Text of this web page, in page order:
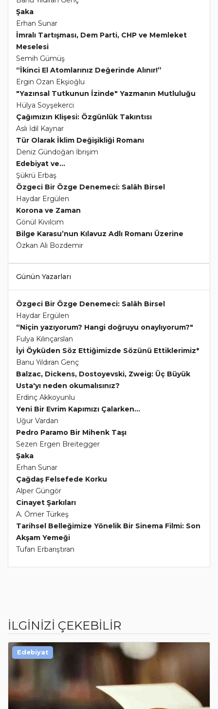
Şaka
Erhan Sunar
İmralı Tartışması, Dem Parti, CHP ve Memleket
Meselesi
Semih Gümüş
“İkinci El Atomlarınız Değerinde Alınır!”
Ergin Ozan Ekşioğlu
"Yazınsal Tutkunun İzinde" Yazmanın Mutluluğu
Hülya Soyşekerci
Çağımızın Klişesi: Özgünlük Takıntısı
Aslı İdil Kaynar
Tür Olarak İklim Değişikliği Romanı
Deniz Gündoğan İbrişim
Edebiyat ve...
Şükrü Erbaş
Özgeci Bir Özge Denemeci: Salâh Birsel
Haydar Ergülen
Korona ve Zaman
Gönül Kıvılcım
Bilge Karasu’nun Kılavuz Adlı Romanı Üzerine
Özkan Ali Bozdemir
Günün Yazarları
Özgeci Bir Özge Denemeci: Salâh Birsel
Haydar Ergülen
“Niçin yazıyorum? Hangi doğruyu onaylıyorum?"
Fulya Kılınçarslan
İyi Öyküden Söz Ettiğimizde Sözünü Ettiklerimiz*
Banu Yıldıran Genç
Balzac, Dickens, Dostoyevski, Zweig: Üç Büyük
Usta'yı neden okumalısınız?
Erdinç Akkoyunlu
Yeni Bir Evrim Kapımızı Çalarken...
Uğur Vardan
Pedro Paramo Bir Mihenk Taşı
Sezen Ergen Breitegger
Şaka
Erhan Sunar
Çağdaş Felsefede Korku
Alper Güngör
Cinayet Şarkıları
A. Ömer Türkeş
Tarihsel Belleğimize Yönelik Bir Sinema Filmi: Son
Akşam Yemeği
Tufan Erbarıştıran
İLGİNİZİ ÇEKEBİLİR
Edebiyat